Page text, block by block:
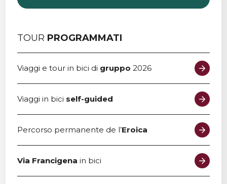
TOUR PROGRAMMATI
Viaggi e tour in bici di gruppo 2026
Viaggi in bici self-guided
Percorso permanente de l’Eroica
Via Francigena in bici